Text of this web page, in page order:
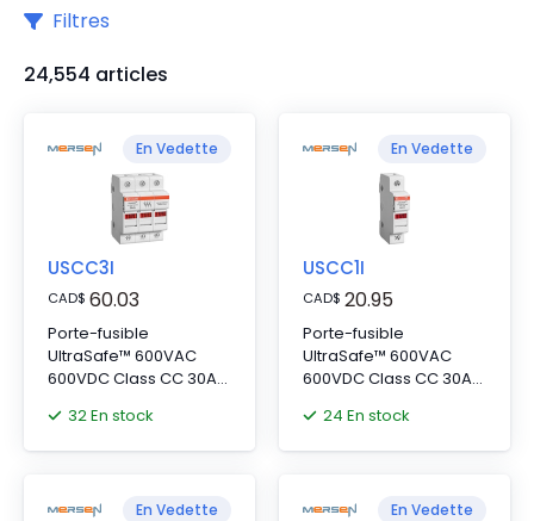
Filtres
24,554 articles
En Vedette
USCC3I
CAD$ 60.03
Porte-fusible
UltraSafe™ 600VAC
600VDC Class CC 30A
Plate IP65
32 En stock
En Vedette
USCC1I
CAD$ 20.95
Porte-fusible
UltraSafe™ 600VAC
600VDC Class CC 30A
Plate IP65
24 En stock
En Vedette En Vedette